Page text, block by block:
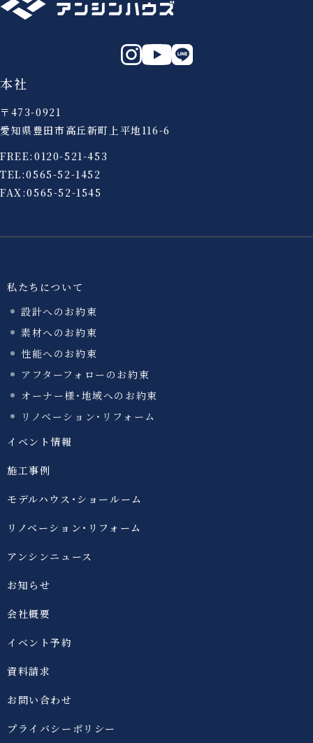
私たちについて
設計へのお約束
素材へのお約束
性能へのお約束
アフターフォローのお約束
オーナー様・地域へのお約束
リノベーション・リフォーム
イベント情報
施工事例
モデルハウス・ショールーム
リノベーション・リフォーム
アンシンニュース
お知らせ
会社概要
イベント予約
資料請求
お問い合わせ
プライバシーポリシー
本社
〒473-0921
愛知県豊田市高丘新町上平地116-6
FREE: 0120-521-453
TEL:0565-52-1452
FAX:0565-52-1545